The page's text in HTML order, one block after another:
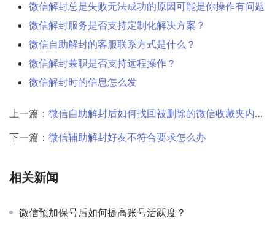
微信解封总是失败无法成功的原因可能是你操作有问题
微信解封服务是否支持定制化解决方案？
微信自助解封的客服联系方式是什么？
微信解封兼职是否支持远程操作？
微信解封时的信息怎么发
上一篇： 微信自助解封后如何找回被删除的微信收藏夹内容？
下一篇： 微信辅助解封好友不符合要求怎么办
相关新闻
微信预加保号后如何提高账号活跃度？